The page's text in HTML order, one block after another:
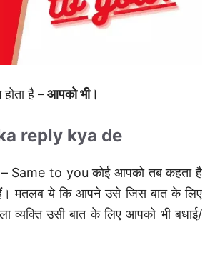
है –आपको भी।
reply kya de
Same to you कोई आपको तब कहता है
मतलब ये कि आपने उसे जिस बात के लिए
व्यक्ति उसी बात के लिए आपको भी बधाई/